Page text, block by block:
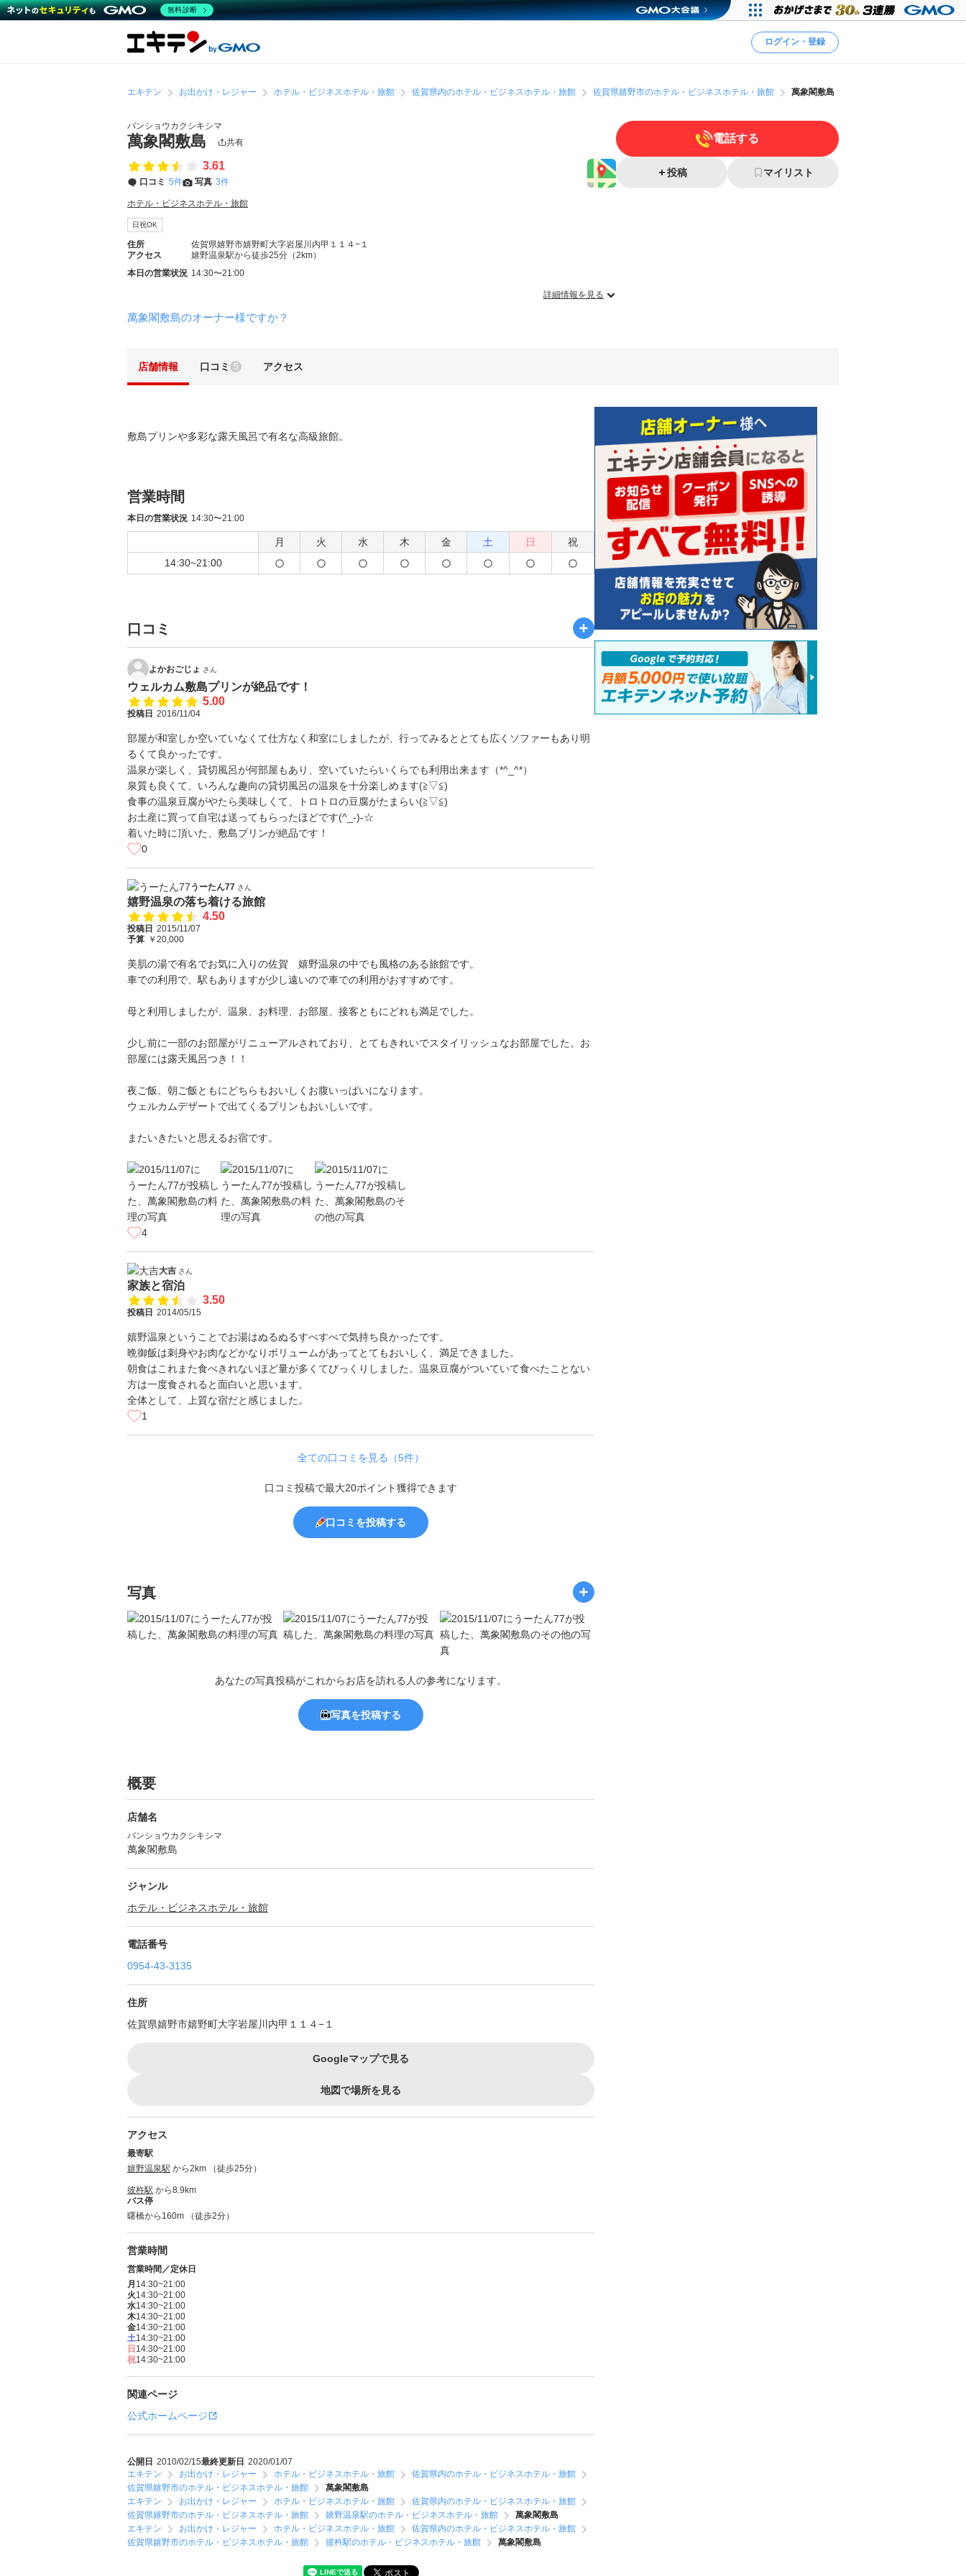
ログイン・登録
エキテン お出かけ・レジャー ホテル・ビジネスホテル・旅館 佐賀県内のホテル・ビジネスホテル・旅館 佐賀県嬉野市のホテル・ビジネスホテル・旅館 萬象閣敷島
バンショウカクシキシマ
萬象閣敷島 共有
3.61
口コミ 5件 写真 3件
ホテル・ビジネスホテル・旅館
日祝OK
住所
佐賀県嬉野市嬉野町大字岩屋川内甲１１４−１
アクセス
嬉野温泉駅から徒歩25分（2km）
本日の営業状況 14:30〜21:00
詳細情報を見る
萬象閣敷島のオーナー様ですか？
電話する
投稿 マイリスト
店舗情報 口コミ 5 アクセス
敷島プリンや多彩な露天風呂で有名な高級旅館。
営業時間
本日の営業状況 14:30〜21:00
月 火 水 木 金 土 日
祝
14:30~21:00
口コミ
よかおごじょ さん
ウェルカム敷島プリンが絶品です！
5.00
投稿日 2016/11/04
部屋が和室しか空いていなくて仕方なく和室にしましたが、行ってみるととても広くソファーもあり明
るくて良かったです。
温泉が楽しく、貸切風呂が何部屋もあり、空いていたらいくらでも利用出来ます（*^_^*）
泉質も良くて、いろんな趣向の貸切風呂の温泉を十分楽しめます(≧▽≦)
食事の温泉豆腐がやたら美味しくて、トロトロの豆腐がたまらい(≧▽≦)
お土産に買って自宅は送ってもらったほどです(^_-)-☆
着いた時に頂いた、敷島プリンが絶品です！
0
うーたん77 さん
嬉野温泉の落ち着ける旅館
4.50
投稿日 2015/11/07
予算 ￥20,000
美肌の湯で有名でお気に入りの佐賀 嬉野温泉の中でも風格のある旅館です。
車での利用で、駅もありますが少し遠いので車での利用がおすすめです。
母と利用しましたが、温泉、お料理、お部屋、接客ともにどれも満足でした。
少し前に一部のお部屋がリニューアルされており、とてもきれいでスタイリッシュなお部屋でした。お
部屋には露天風呂つき！！
夜ご飯、朝ご飯ともにどちらもおいしくお腹いっぱいになります。
ウェルカムデザートで出てくるプリンもおいしいです。
またいきたいと思えるお宿です。
4
大吉 さん
家族と宿泊
3.50
投稿日 2014/05/15
嬉野温泉ということでお湯はぬるぬるすべすべで気持ち良かったです。
晩御飯は刺身やお肉などかなりボリュームがあってとてもおいしく、満足できました。
朝食はこれまた食べきれないほど量が多くてびっくりしました。温泉豆腐がついていて食べたことない
方は一度食されると面白いと思います。
全体として、上質な宿だと感じました。
1
全ての口コミを見る（5件）
口コミ投稿で最大20ポイント獲得できます
口コミを投稿する
写真
あなたの写真投稿がこれからお店を訪れる人の参考になります。
写真を投稿する
概要
店舗名
バンショウカクシキシマ
萬象閣敷島
ジャンル
ホテル・ビジネスホテル・旅館
電話番号
0954-43-3135
住所
佐賀県嬉野市嬉野町大字岩屋川内甲１１４−１
Googleマップで見る
地図で場所を見る
アクセス
最寄駅
嬉野温泉駅 から2km （徒歩25分）
彼杵駅 から8.9km
バス停
曙橋から160m （徒歩2分）
営業時間
営業時間／定休日
月 14:30~21:00
火14:30~21:00
水14:30~21:00
木14:30~21:00
金14:30~21:00
土14:30~21:00
日 14:30~21:00
祝14:30~21:00
関連ページ
公式ホームページ
公開日 2010/02/15最終更新日 2020/01/07
エキテン
お出かけ・レジャー ホテル・ビジネスホテル・旅館
佐賀県内のホテル・ビジネスホテル・旅館
佐賀県嬉野市のホテル・ビジネスホテル・旅館
萬象閣敷島
エキテン
お出かけ・レジャー ホテル・ビジネスホテル・旅館
佐賀県内のホテル・ビジネスホテル・旅館
佐賀県嬉野市のホテル・ビジネスホテル・旅館
嬉野温泉駅のホテル・ビジネスホテル・旅館
萬象閣敷島
エキテン
お出かけ・レジャー ホテル・ビジネスホテル・旅館
佐賀県内のホテル・ビジネスホテル・旅館
佐賀県嬉野市のホテル・ビジネスホテル・旅館
彼杵駅のホテル・ビジネスホテル・旅館 萬象閣敷島
無料診断